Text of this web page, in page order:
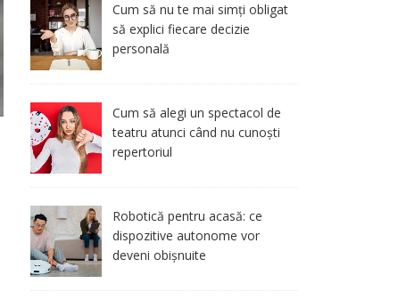
Cum să nu te mai simți obligat
să explici fiecare decizie
personală
Cum să alegi un spectacol de
teatru atunci când nu cunoști
repertoriul
Robotică pentru acasă: ce
dispozitive autonome vor
deveni obișnuite